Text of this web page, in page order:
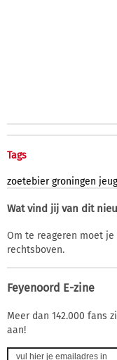
Tags
zoetebier groningen
Wat vind jij van dit
Om te reageren moet
rechtsboven.
Feyenoord E-zine
Meer dan 142.000 fans
aan!